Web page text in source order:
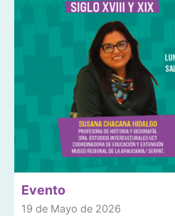
Evento
19 de Mayo de 2026